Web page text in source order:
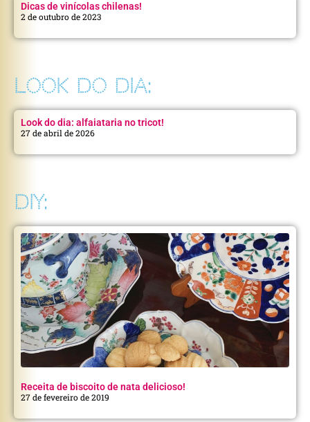
Dicas de vinícolas chilenas!
2 de outubro de 2023
LOOK DO DIA:
Look do dia: alfaiataria no tricot!
27 de abril de 2026
DIY:
Receita de biscoito de nata delicioso!
27 de fevereiro de 2019